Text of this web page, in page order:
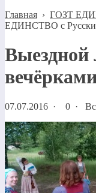
Главная › ГОЗТ
ЕДИНСТВО с
07.07.2016 · 0 ·